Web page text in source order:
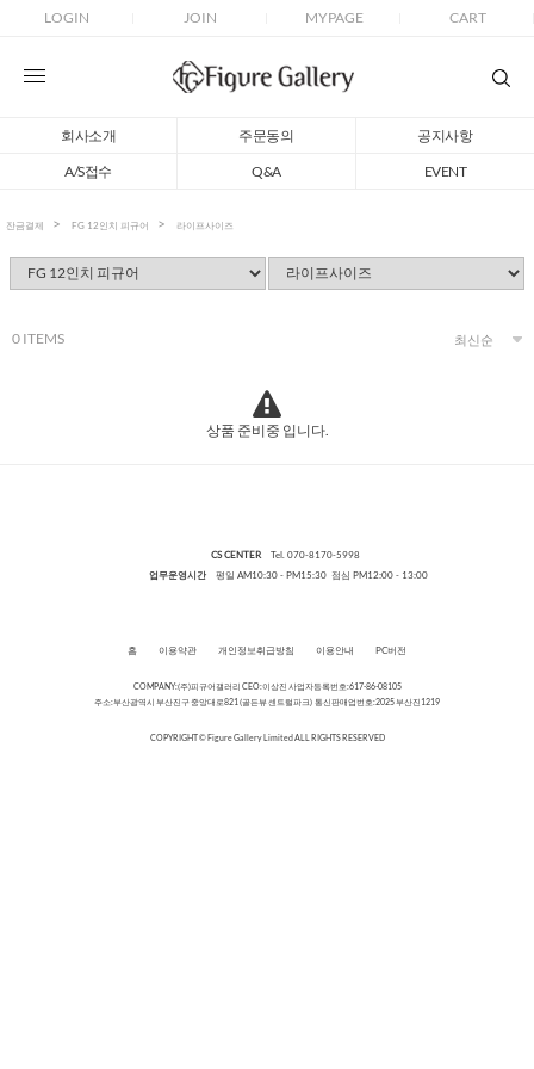
LOGIN JOIN MYPAGE CART
회사소개 주문동의
공지사항
A/S접수
Q&A EVENT
잔금결제 FG 12인치 피규어 라이프사이즈
0 ITEMS
상품 준비중 입니다.
CS CENTERTel. 070-8170-5998
업무운영시간평일 AM10:30 - PM15:30 점심 PM12:00 - 13:00
홈 이용약관 개인정보취급방침 이용안내 PC버전
COMPANY:(주)피규어갤러리 CEO:이상진 사업자등록번호:617-86-08105
주소:부산광역시 부산진구 중앙대로821 (골든뷰 센트럴파크) 통신판매업번호:2025 부산진1219
COPYRIGHT © Figure Gallery Limited ALL RIGHTS RESERVED